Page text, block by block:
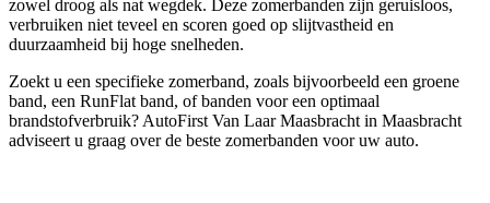
zowel droog als nat wegdek. Deze zomerbanden zijn geruisloos,
verbruiken niet teveel en scoren goed op slijtvastheid en
duurzaamheid bij hoge snelheden.
Zoekt u een specifieke zomerband, zoals bijvoorbeeld een groene
band, een RunFlat band, of banden voor een optimaal
brandstofverbruik? AutoFirst Van Laar Maasbracht in Maasbracht
adviseert u graag over de beste zomerbanden voor uw auto.